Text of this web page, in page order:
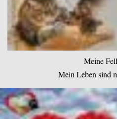
Meine
Mein Leben sind